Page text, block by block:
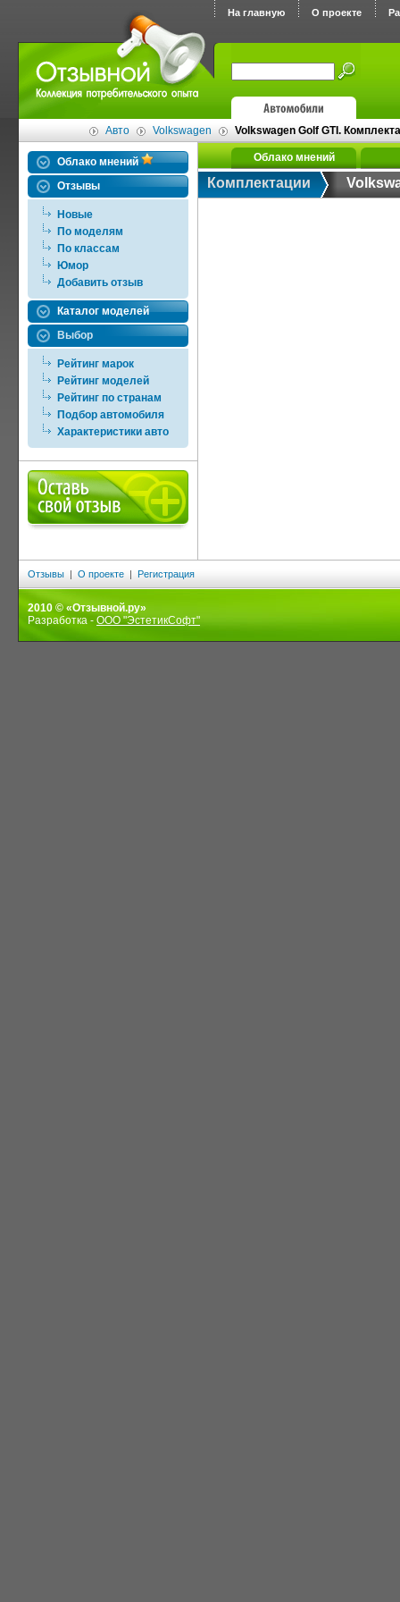
На главную О проекте
Авто Volkswagen Volkswagen Golf GTI.
Облако мнений
Отзывы
Новые
По моделям
По классам
Юмор
Добавить отзыв
Каталог моделей
Выбор
Рейтинг марок
Рейтинг моделей
Рейтинг по странам
Подбор автомобиля
Характеристики авто
Облако мнений
Комплектации
Отзывы | О проекте | Регистрация
2010 © «Отзывной.ру»
Разработка - ООО "ЭстетикСофт"